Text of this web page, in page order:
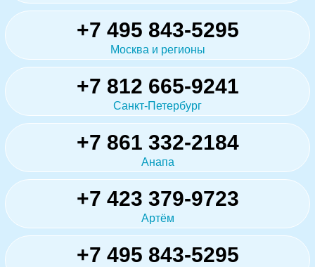
+7 495 843-5295
Москва и регионы
+7 812 665-9241
Санкт-Петербург
+7 861 332-2184
Анапа
+7 423 379-9723
Артём
+7 495 843-5295